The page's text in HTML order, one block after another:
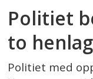
Politiet
to
Politiet med